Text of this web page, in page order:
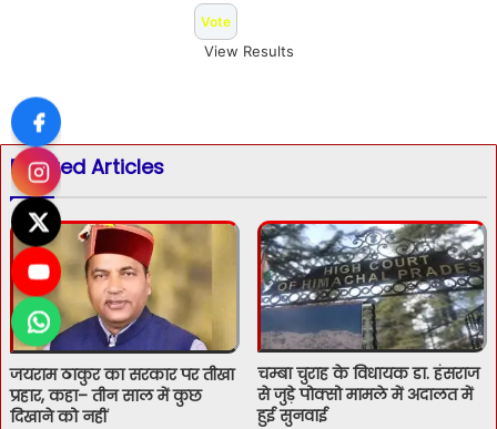
View Results
Related Articles
जयराम ठाकुर का सरकार पर तीखा
प्रहार, कहा– तीन साल में कुछ
दिखाने को नहीं
चम्बा चुराह के विधायक डा. हंसराज
से जुड़े पोक्सो मामले में अदालत में
हुई सुनवाई